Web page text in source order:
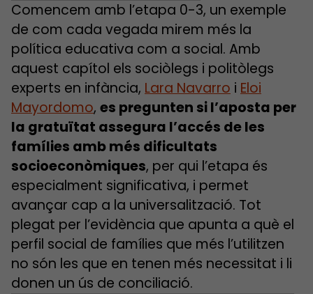
Comencem amb l’etapa 0-3, un exemple
de com cada vegada mirem més la
política educativa com a social. Amb
aquest capítol els sociòlegs i politòlegs
experts en infància, Lara Navarro i Eloi
Mayordomo, es pregunten si l’aposta per
la gratuïtat assegura l’accés de les
famílies amb més dificultats
socioeconòmiques, per qui l’etapa és
especialment significativa, i permet
avançar cap a la universalització. Tot
plegat per l’evidència que apunta a què el
perfil social de famílies que més l’utilitzen
no són les que en tenen més necessitat i li
donen un ús de conciliació.